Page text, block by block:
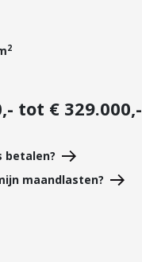
2
tot € 329.000,-
betalen?
maandlasten?